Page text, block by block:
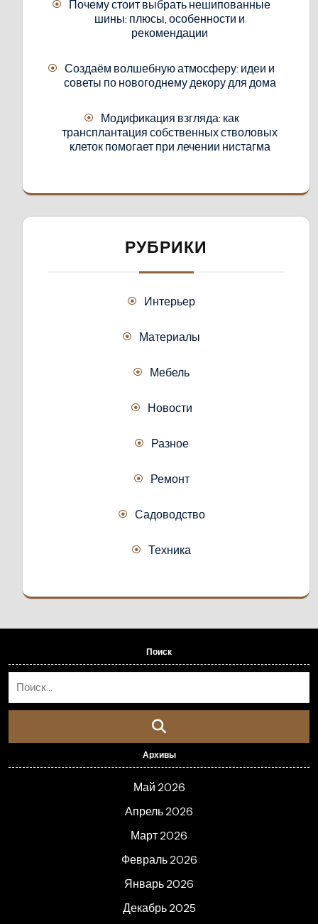
Почему стоит выбрать нешипованные
шины: плюсы, особенности и
рекомендации
Создаём волшебную атмосферу: идеи и
советы по новогоднему декору для дома
Модификация взгляда: как
трансплантация собственных стволовых
клеток помогает при лечении нистагма
РУБРИКИ
Интерьер
Материалы
Мебель
Новости
Разное
Ремонт
Садоводство
Техника
Поиск
Архивы
Май 2026
Апрель 2026
Март 2026
Февраль 2026
Январь 2026
Декабрь 2025